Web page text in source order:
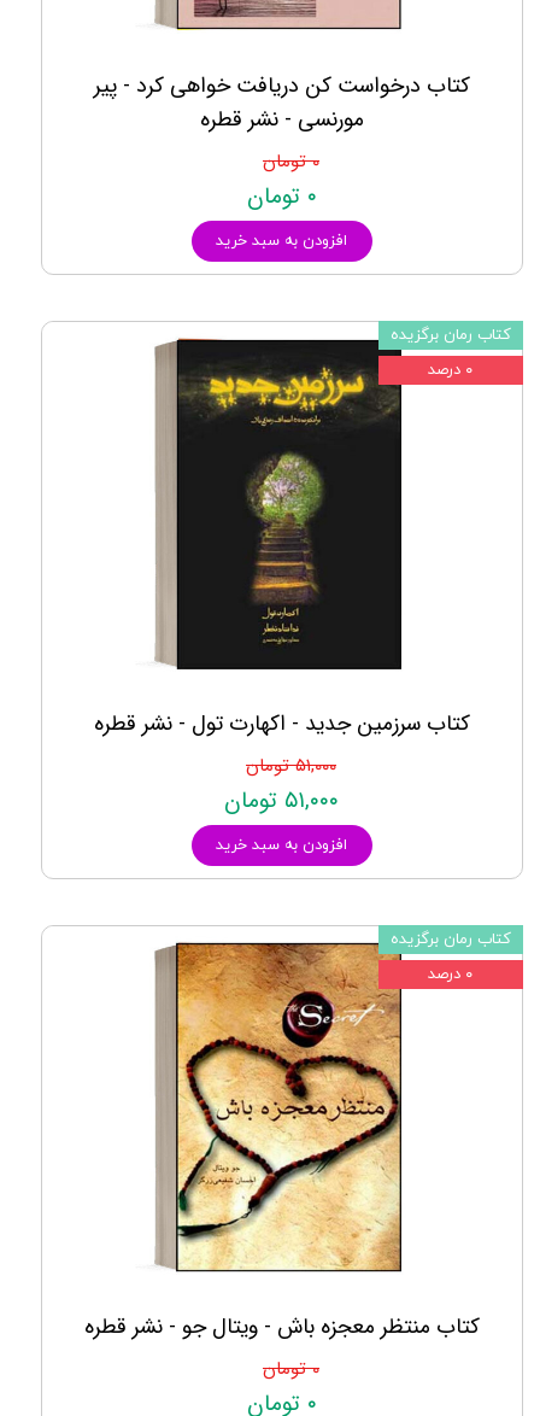
کتاب درخواست کن دریافت خواهی کرد - پیر
مورنسی - نشر قطره
۰ تومان
۰ تومان
افزودن به سبد خرید
کتاب سرزمین جدید - اکهارت تول - نشر قطره
۵۱,۰۰۰ تومان
۵۱,۰۰۰ تومان
افزودن به سبد خرید
کتاب رمان برگزیده
۰ درصد
کتاب منتظر معجزه باش - ویتال جو - نشر قطره
۰ تومان
۰ تومان
کتاب رمان برگزیده
۰ درصد